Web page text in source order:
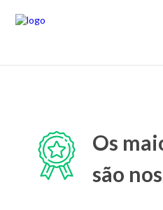
Os
são